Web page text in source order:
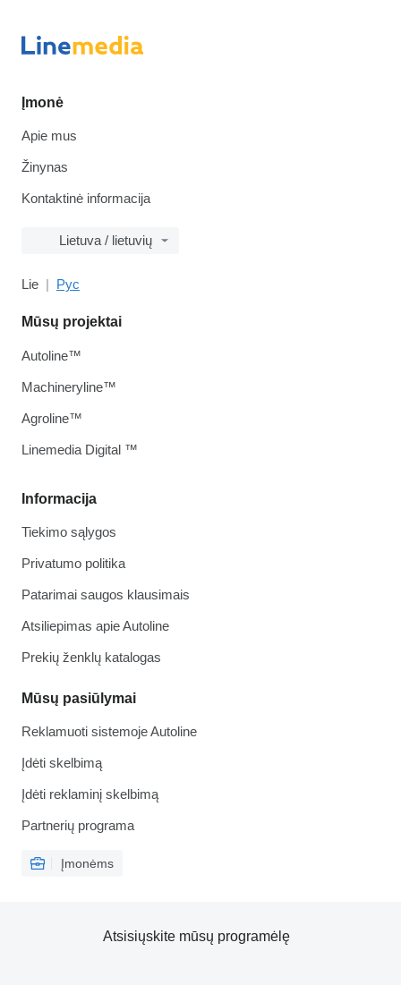
Įmonė
Apie mus
Žinynas
Kontaktinė informacija
Lietuva / lietuvių
Lie Рус
Informacija
Tiekimo sąlygos
Privatumo politika
Patarimai saugos klausimais
Atsiliepimas apie Autoline
Prekių ženklų katalogas
Mūsų pasiūlymai
Reklamuoti sistemoje Autoline
Įdėti skelbimą
Įdėti reklaminį skelbimą
Partnerių programa
Įmonėms
Mūsų projektai
Autoline™
Machineryline™
Agroline™
Linemedia Digital ™
Atsisiųskite mūsų programėlę